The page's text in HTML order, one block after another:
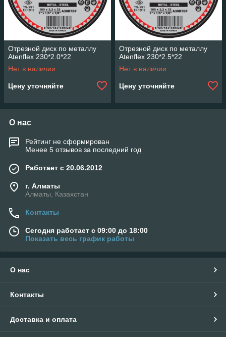
Отрезной диск по металлу
Atenflex 230*2.0*22
Нет в наличии
Цену уточняйте
Отрезной диск по металлу
Atenflex 230*2.5*22
Нет в наличии
Цену уточняйте
О нас
Рейтинг не сформирован
Менее 5 отзывов за последний год
Работает с 20.06.2012
г. Алматы
Алматы, Казахстан
Контакты
Сегодня работает с 09:00 до 18:00
Показать весь график работы
О нас
Контакты
Доставка и оплата